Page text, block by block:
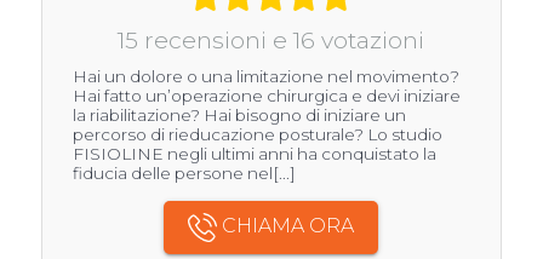
15 recensioni e 16 votazioni
Hai un dolore o una limitazione nel movimento?
Hai fatto un’operazione chirurgica e devi iniziare
la riabilitazione? Hai bisogno di iniziare un
percorso di rieducazione posturale? Lo studio
FISIOLINE negli ultimi anni ha conquistato la
fiducia delle persone nel[...]
CHIAMA ORA